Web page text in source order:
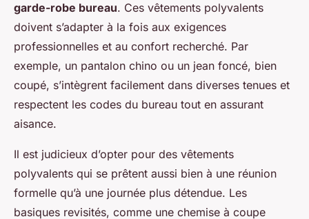
garde-robe bureau. Ces vêtements polyvalents
doivent s’adapter à la fois aux exigences
professionnelles et au confort recherché. Par
exemple, un pantalon chino ou un jean foncé, bien
coupé, s’intègrent facilement dans diverses tenues et
respectent les codes du bureau tout en assurant
aisance.
Il est judicieux d’opter pour des vêtements
polyvalents qui se prêtent aussi bien à une réunion
formelle qu’à une journée plus détendue. Les
basiques revisités, comme une chemise à coupe